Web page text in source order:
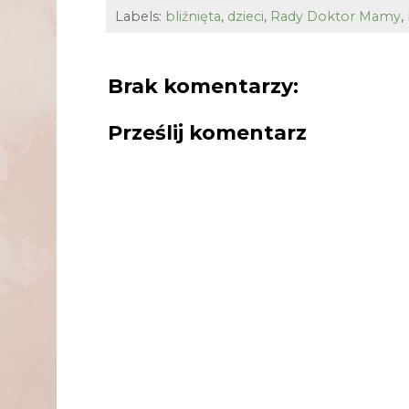
Labels: bliźnięta, dzieci, Rady Doktor Mamy,
Brak komentarzy:
Prześlij komentarz